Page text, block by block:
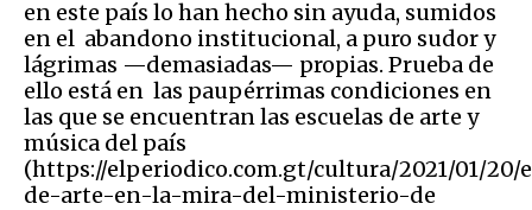
en este país lo han hecho sin ayuda, sumidos
en el abandono institucional, a puro sudor y
lágrimas —demasiadas— propias. Prueba de
ello está en las paupérrimas condiciones en
las que se encuentran las escuelas de arte y
música del país
(https://elperiodico.com.gt/cultura/2021/01/20/
de-arte-en-la-mira-del-ministerio-de